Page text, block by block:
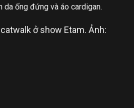
da ống đứng và áo cardigan.